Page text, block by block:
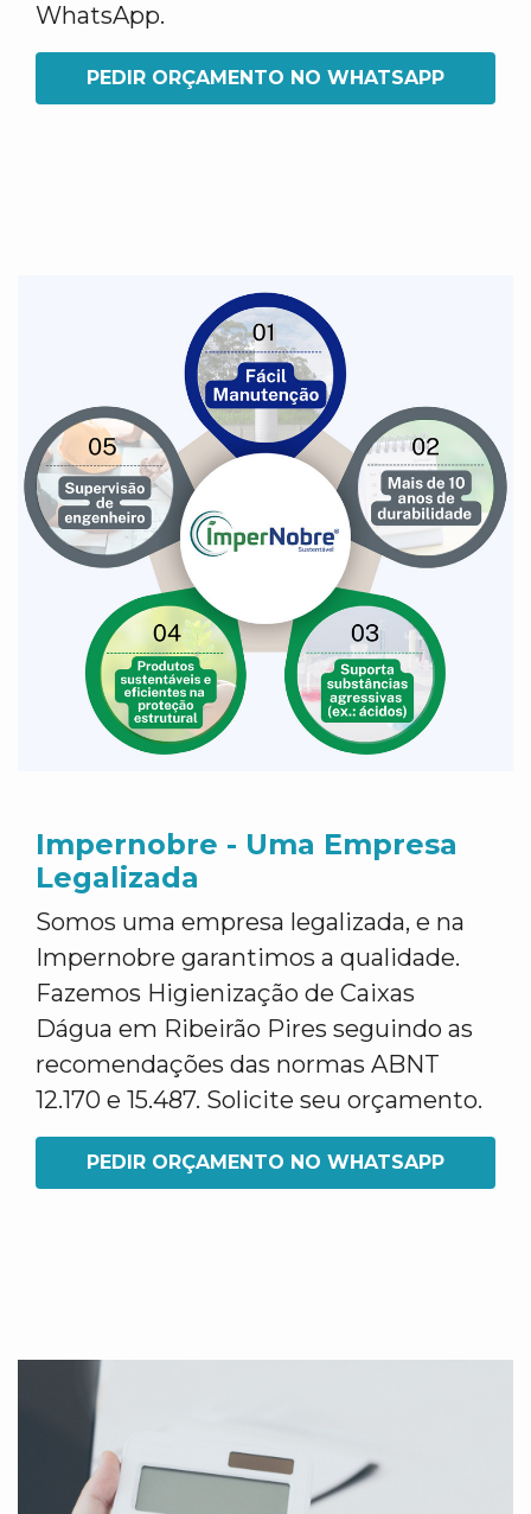
WhatsApp.
PEDIR ORÇAMENTO NO WHATSAPP
Impernobre - Uma Empresa
Legalizada
Somos uma empresa legalizada, e na
Impernobre garantimos a qualidade.
Fazemos Higienização de Caixas
Dágua em Ribeirão Pires seguindo as
recomendações das normas ABNT
12.170 e 15.487. Solicite seu orçamento.
PEDIR ORÇAMENTO NO WHATSAPP